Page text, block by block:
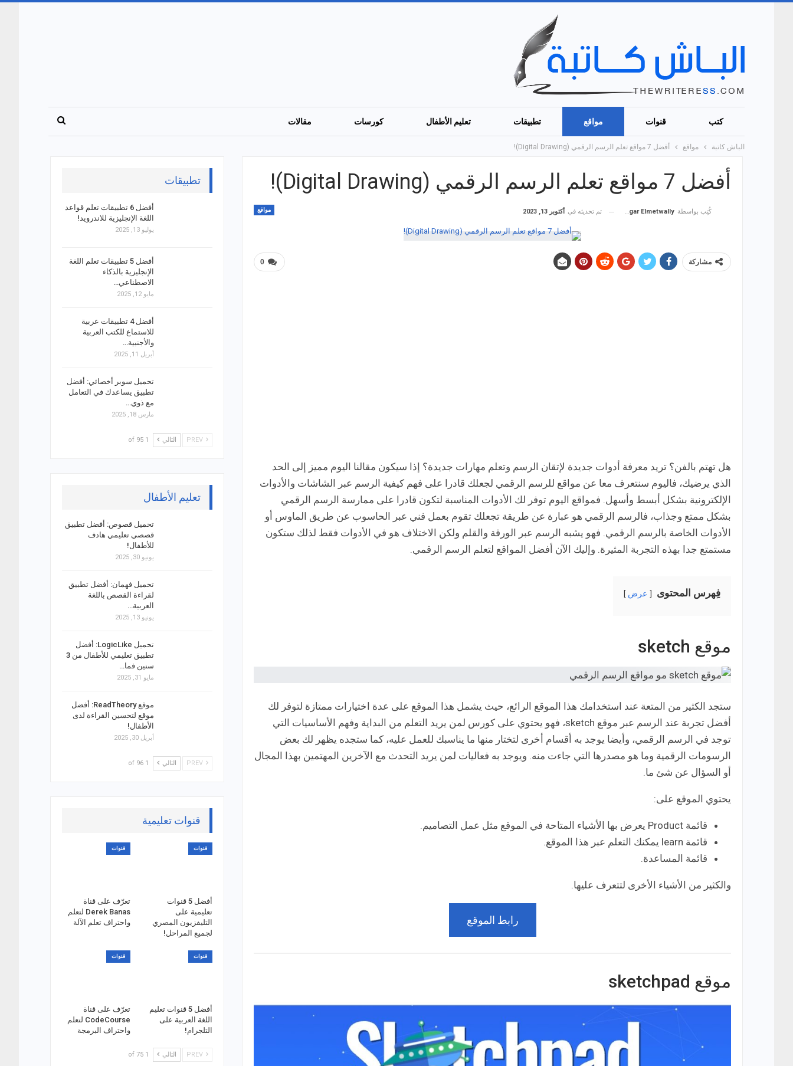
كتب قنوات مواقع تطبيقات تعليم الأطفال كورسات مقالات
الباش كاتبة مواقع أفضل 7 مواقع تعلم الرسم الرقمي (Digital Drawing)!
أفضل 7 مواقع تعلم الرسم الرقمي (Digital Drawing)!
مواقع كُتِب بواسطة Hagar Elmetwally تم تحديثه في أكتوبر 13, 2023
0 مشاركة
هل تهتم بالفن؟ تريد معرفة أدوات جديدة لإتقان الرسم وتعلم مهارات جديدة؟ إذا سيكون مقالنا اليوم مميز إلى الحد
الذي يرضيك، فاليوم سنتعرف معا عن مواقع للرسم الرقمي لجعلك قادرا على فهم كيفية الرسم عبر الشاشات والأدوات
الإلكترونية بشكل أبسط وأسهل. فمواقع اليوم توفر لك الأدوات المناسبة لتكون قادرا على ممارسة الرسم الرقمي
بشكل ممتع وجذاب، فالرسم الرقمي هو عبارة عن طريقة تجعلك تقوم بعمل فني عبر الحاسوب عن طريق الماوس أو
الأدوات الخاصة بالرسم الرقمي. فهو يشبه الرسم عبر الورقة والقلم ولكن الاختلاف هو في الأدوات فقط لذلك ستكون
مستمتع جدا بهذه التجربة المثيرة. وإليك الآن أفضل المواقع لتعلم الرسم الرقمي.
فِهرس المحتوى عرض
موقع sketch
ستجد الكثير من المتعة عند استخدامك هذا الموقع الرائع، حيث يشمل هذا الموقع على عدة اختيارات ممتازة لتوفر لك
أفضل تجربة عند الرسم عبر موقع sketch، فهو يحتوي على كورس لمن يريد التعلم من البداية وفهم الأساسيات التي
توجد في الرسم الرقمي، وأيضا يوجد به أقسام أخرى لتختار منها ما يناسبك للعمل عليه، كما ستجده يظهر لك بعض
الرسومات الرقمية وما هو مصدرها التي جاءت منه. ويوجد به فعاليات لمن يريد التحدث مع الآخرين المهتمين بهذا المجال
أو السؤال عن شئ ما.
يحتوي الموقع على:
قائمة Product يعرض بها الأشياء المتاحة في الموقع مثل عمل التصاميم.
قائمة learn يمكنك التعلم عبر هذا الموقع.
قائمة المساعدة.
والكثير من الأشياء الأخرى لتتعرف عليها.
رابط الموقع
موقع sketchpad
تطبيقات
أفضل 6 تطبيقات تعلم قواعد
اللغة الإنجليزية للاندرويد!
يوليو 13, 2025
أفضل 5 تطبيقات تعلم اللغة
الإنجليزية بالذكاء
الاصطناعي…
مايو 12, 2025
أفضل 4 تطبيقات عربية
للاستماع للكتب العربية
والأجنبية…
أبريل 11, 2025
تحميل سوبر أخصائي: أفضل
تطبيق يساعدك في التعامل
مع ذوي…
مارس 18, 2025
التالي 1 of 95
تعليم الأطفال
تحميل قصوص: أفضل تطبيق
قصصي تعليمي هادف
للأطفال!
يونيو 30, 2025
تحميل فهمان: أفضل تطبيق
لقراءة القصص باللغة
العربية…
يونيو 13, 2025
تحميل LogicLike: أفضل
تطبيق تعليمي للأطفال من 3
سنين فما…
مايو 31, 2025
موقع ReadTheory: أفضل
موقع لتحسين القراءة لدى
الأطفال!
أبريل 30, 2025
التالي 1 of 96
قنوات تعليمية
قنوات
أفضل 5 قنوات
تعليمية على
التليفزيون المصري
لجميع المراحل!
قنوات
تعرّف على قناة
Derek Banas لتعلم
واحتراف تعلم الآلة
قنوات
أفضل 5 قنوات تعليم
اللغة العربية على
التلجرام!
قنوات
تعرّف على قناة
CodeCourse لتعلم
واحتراف البرمجة
التالي 1 of 75